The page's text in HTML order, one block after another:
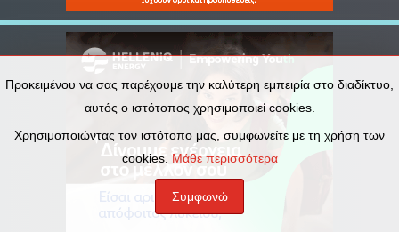
Προκειμένου να σας παρέχουμε την καλύτερη εμπειρία στο διαδίκτυο,
αυτός ο ιστότοπος χρησιμοποιεί cookies.
Χρησιμοποιώντας τον ιστότοπο μας, συμφωνείτε με τη χρήση των
cookies. Μάθε περισσότερα
Συμφωνώ